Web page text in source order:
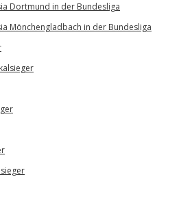
Dortmund in der Bundesliga
Mönchengladbach in der Bundesliga